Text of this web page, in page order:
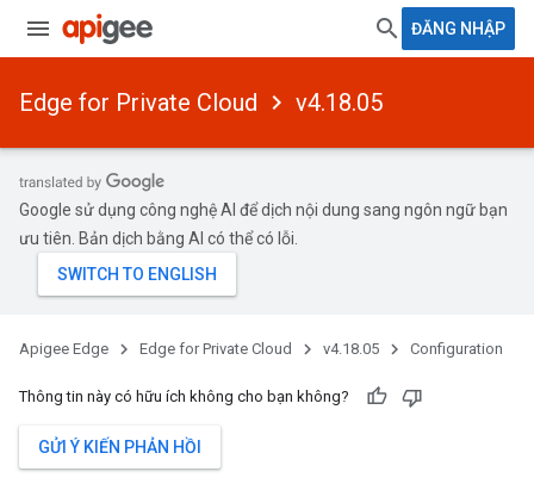
ĐĂNG NHẬP
Edge for Private Cloud v4.18.05
Google sử dụng công nghệ AI để dịch nội dung sang ngôn ngữ bạn
ưu tiên. Bản dịch bằng AI có thể có lỗi.
Apigee Edge Edge for Private Cloud v4.18.05 Configuration
Thông tin này có hữu ích không cho bạn không?
GỬI Ý KIẾN PHẢN HỒI